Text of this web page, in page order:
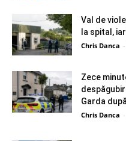
Val de
la spital,
Chris Danca -
Zece
Garda
Chris Danca -